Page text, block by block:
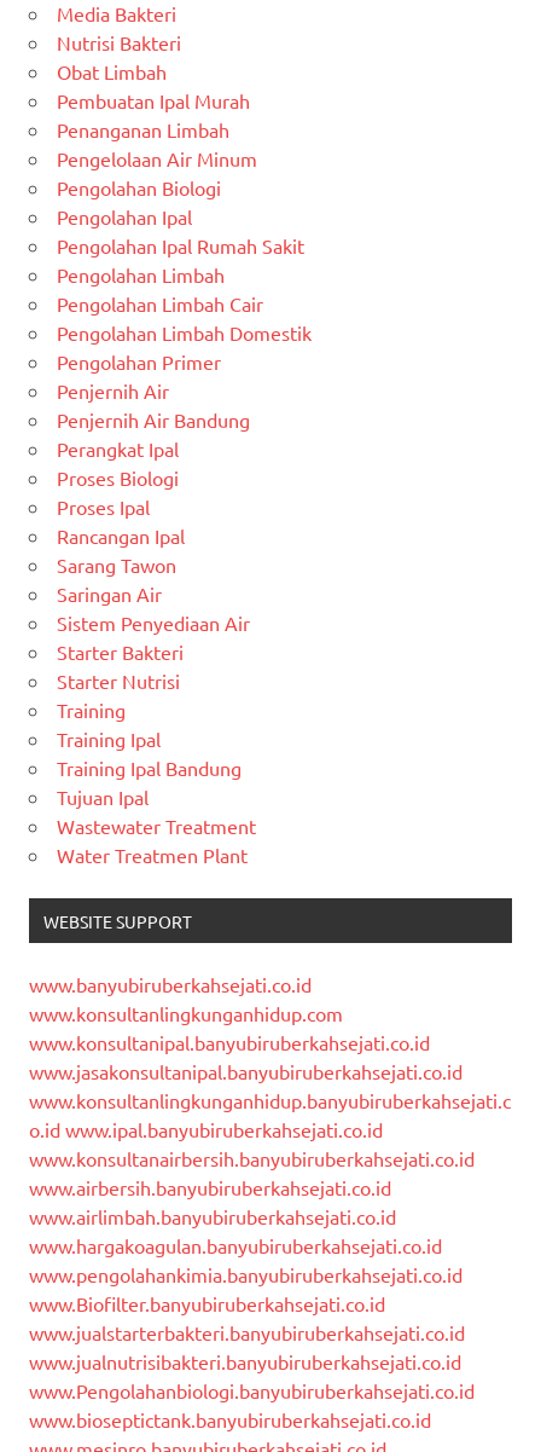
Media Bakteri
Nutrisi Bakteri
Obat Limbah
Pembuatan Ipal Murah
Penanganan Limbah
Pengelolaan Air Minum
Pengolahan Biologi
Pengolahan Ipal
Pengolahan Ipal Rumah Sakit
Pengolahan Limbah
Pengolahan Limbah Cair
Pengolahan Limbah Domestik
Pengolahan Primer
Penjernih Air
Penjernih Air Bandung
Perangkat Ipal
Proses Biologi
Proses Ipal
Rancangan Ipal
Sarang Tawon
Saringan Air
Sistem Penyediaan Air
Starter Bakteri
Starter Nutrisi
Training
Training Ipal
Training Ipal Bandung
Tujuan Ipal
Wastewater Treatment
Water Treatmen Plant
WEBSITE SUPPORT
www.banyubiruberkahsejati.co.id
www.konsultanlingkunganhidup.com
www.konsultanipal.banyubiruberkahsejati.co.id
www.jasakonsultanipal.banyubiruberkahsejati.co.id
www.konsultanlingkunganhidup.banyubiruberkahsejati.c
o.id www.ipal.banyubiruberkahsejati.co.id
www.konsultanairbersih.banyubiruberkahsejati.co.id
www.airbersih.banyubiruberkahsejati.co.id
www.airlimbah.banyubiruberkahsejati.co.id
www.hargakoagulan.banyubiruberkahsejati.co.id
www.pengolahankimia.banyubiruberkahsejati.co.id
www.Biofilter.banyubiruberkahsejati.co.id
www.jualstarterbakteri.banyubiruberkahsejati.co.id
www.jualnutrisibakteri.banyubiruberkahsejati.co.id
www.Pengolahanbiologi.banyubiruberkahsejati.co.id
www.bioseptictank.banyubiruberkahsejati.co.id